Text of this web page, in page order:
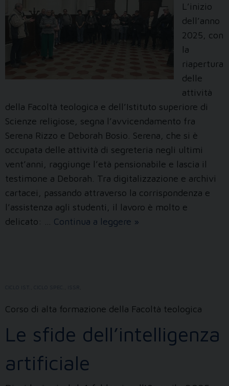
L’inizio
dell’anno
2025, con
la
riapertura
delle
attività
della Facoltà teologica e dell’Istituto superiore di
Scienze religiose, segna l’avvicendamento fra
Serena Rizzo e Deborah Bosio. Serena, che si è
occupata delle attività di segreteria negli ultimi
vent’anni, raggiunge l’età pensionabile e lascia il
testimone a Deborah. Tra digitalizzazione e archivi
cartacei, passando attraverso la corrispondenza e
l’assistenza agli studenti, il lavoro è molto e
delicato: … Continua a leggere Buona
»
CICLO IST.
Corso di alta formazione della Facoltà teologica
Le sfide dell’intelligenza
artificiale